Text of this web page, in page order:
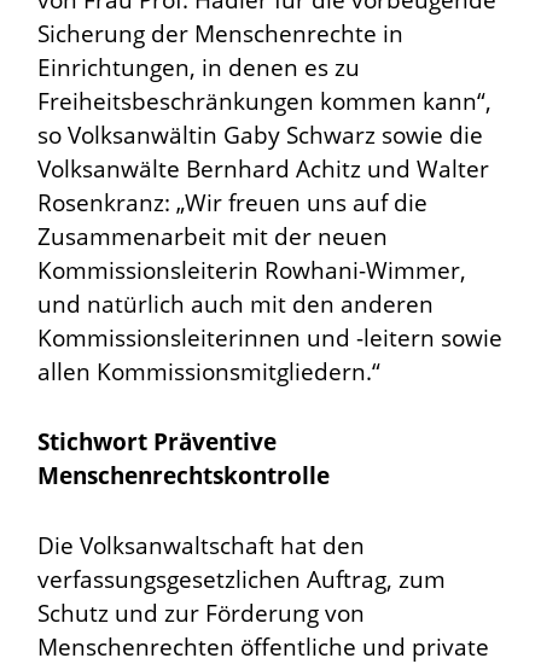
Sicherung der Menschenrechte in
Einrichtungen, in denen es zu
Freiheitsbeschränkungen kommen kann“,
so Volksanwältin Gaby Schwarz sowie die
Volksanwälte Bernhard Achitz und Walter
Rosenkranz: „Wir freuen uns auf die
Zusammenarbeit mit der neuen
Kommissionsleiterin Rowhani-Wimmer,
und natürlich auch mit den anderen
Kommissionsleiterinnen und -leitern sowie
allen Kommissionsmitgliedern.“
Stichwort Präventive
Menschenrechtskontrolle
Die Volksanwaltschaft hat den
verfassungsgesetzlichen Auftrag, zum
Schutz und zur Förderung von
Menschenrechten öffentliche und private